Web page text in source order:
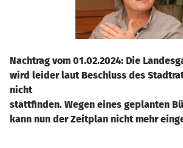
Nachtrag vom 01.02.2024: Die
wird leider laut Beschluss des
nicht
stattfinden. Wegen eines geplanten
kann nun der Zeitplan nicht mehr